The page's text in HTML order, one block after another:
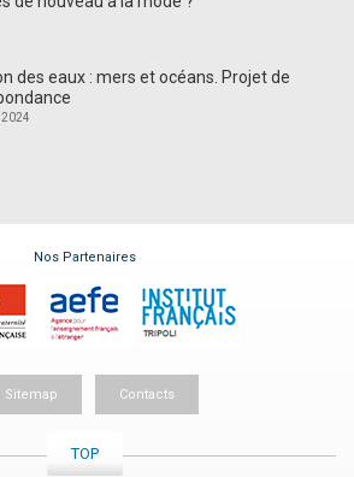
des eaux : mers et océans. Projet de
Nos Partenaires
Sitemap Contacts
TOP